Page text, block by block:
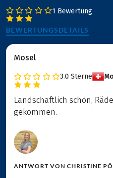
1 Bewertung
BEWERTUNGSDETAILS
Mosel
3.0 Sterne
Landschaftlich schön,
gekommen.
ANTWORT VON CHRISTINE